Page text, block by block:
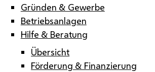
Gründen & Gewerbe
Betriebsanlagen
Hilfe & Beratung
Übersicht
Förderung & Finanzierung